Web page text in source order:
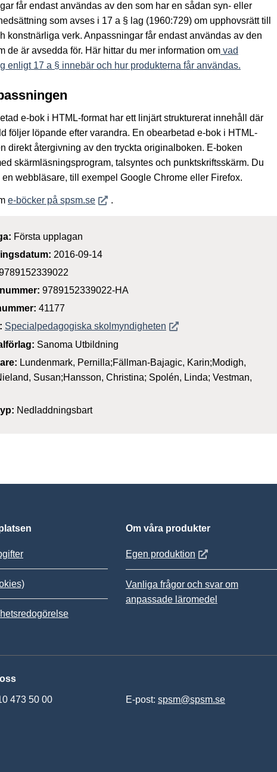
får endast användas av den som har en sådan syn- eller
som avses i 17 a § lag (1960:729) om upphovsrätt till
konstnärliga verk. Anpassningar får endast användas av den
de är avsedda för. Här hittar du mer information omvad
enligt 17 a § innebär och hur produkterna får användas.
e-bok i HTML-format har ett linjärt strukturerat innehåll där
följer löpande efter varandra. En obearbetad e-bok i HTML-
direkt återgivning av den tryckta originalboken. E-boken
skärmläsningsprogram, talsyntes och punktskriftsskärm. Du
en webbläsare, till exempel Google Chrome eller Firefox.
e-böcker på spsm.seÖppnas i nytt fönster
.
Första upplagan
2016-09-14
9789152339022-HA
41177
Specialpedagogiska skolmyndighetenÖppnas i nytt fönster
Sanoma Utbildning
Lundenmark, Pernilla;Fällman-Bajagic, Karin;Modigh,
Susan;Hansson, Christina; Spolén, Linda; Vestman,
Nedladdningsbart
Om våra produkter
Egen produktion Öppnas i nytt fönster
Vanliga frågor och svar om
anpassade läromedel
473 50 00 E-post: spsm@spsm.se